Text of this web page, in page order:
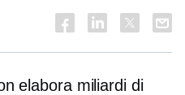
elabora miliardi di